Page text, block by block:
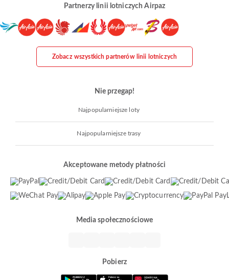
Partnerzy linii lotniczych Airpaz
Zobacz wszystkich partnerów linii lotniczych
Nie przegap!
Najpopularniejsze loty
Najpopularniejsze trasy
Akceptowane metody płatności
Media społecznościowe
Pobierz